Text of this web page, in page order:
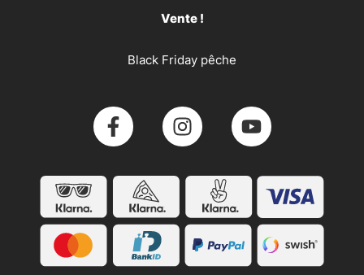
Vente !
Black Friday pêche